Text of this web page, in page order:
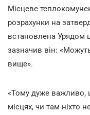
Місцеве
розрахунки на
встановлена Урядом
зазначив він:
вище».
«Тому дуже важливо,
місцях, чи там ніхто